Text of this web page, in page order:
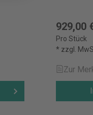
929,00
Pro Stück
* zzgl.
Zur